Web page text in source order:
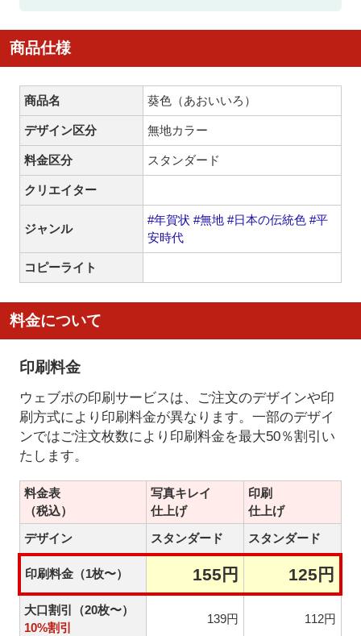
商品仕様
商品名 葵色（あおいいろ）
デザイン区分 無地カラー
料金区分 スタンダード
クリエイター
ジャンル
#年賀状 #無地 #日本の伝統色 #平
安時代
コピーライト
料金について
印刷料金
ウェブポの印刷サービスは、ご注文のデザインや印
刷方式により印刷料金が異なります。一部のデザイ
ンではご注文枚数により印刷料金を最大50％割引い
たします。
料金表
（税込）
写真キレイ
仕上げ
印刷
仕上げ
デザイン
スタンダード スタンダード
印刷料金（1枚〜） 155円 125円
大口割引（20枚〜）
10%割引
139円 112円